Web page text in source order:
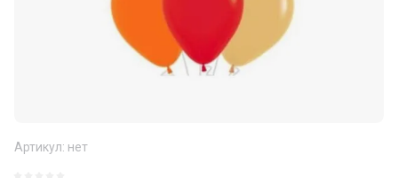
Артикул: нет